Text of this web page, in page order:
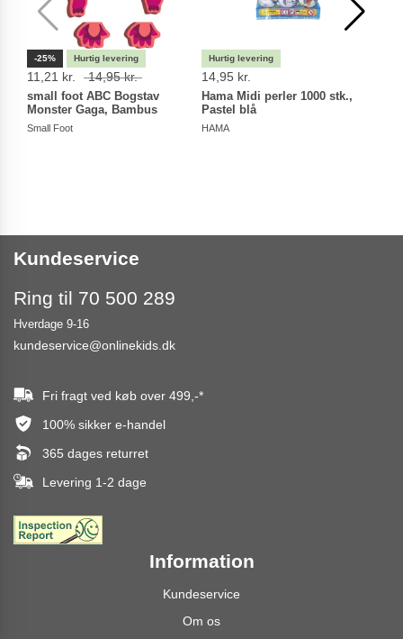
-25%
11,21 kr. 14,95 kr.
small foot ABC Bogstav
Monster Gaga, Bambus
Small Foot
14,95 kr.
Hama Midi perler 1000 stk.,
Pastel blå
HAMA
Kundeservice
Ring til 70 500 289
Hverdage 9-16
kundeservice@onlinekids.dk
Fri fragt ved køb over 499,-*
100% sikker e-handel
365 dages returret
Levering 1-2 dage
Information
Kundeservice
Om os